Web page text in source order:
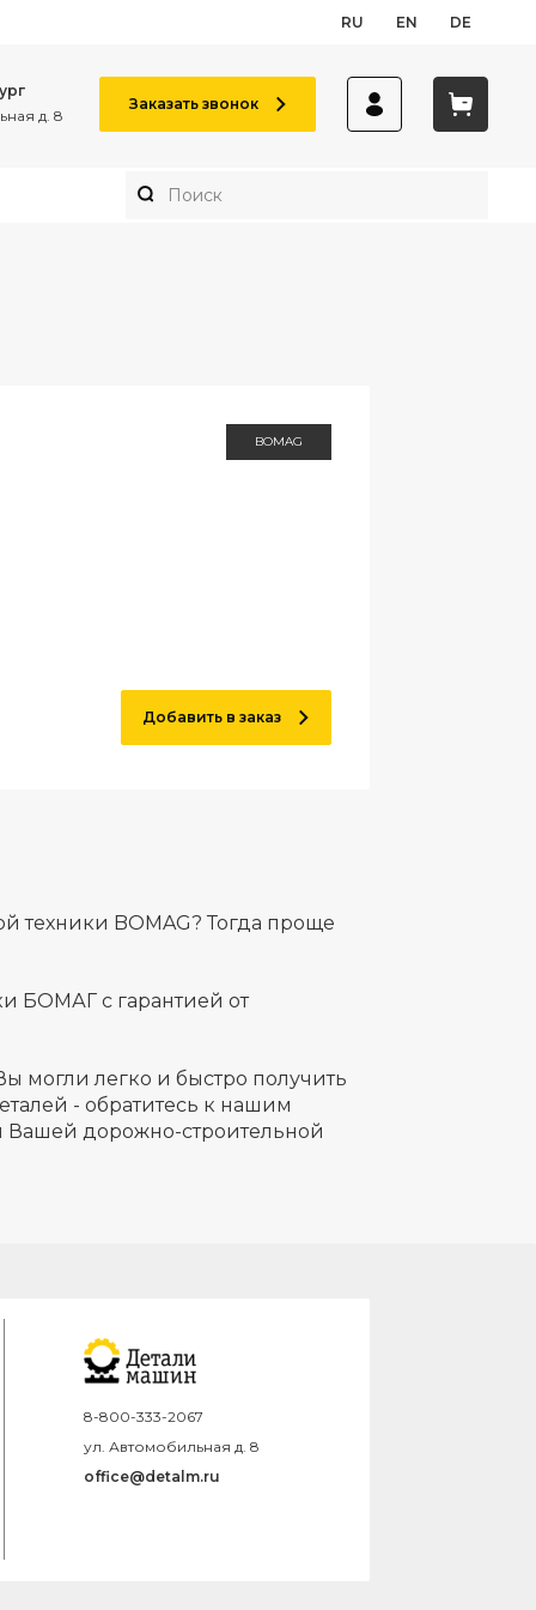
RU EN DE
д. 8
Заказать звонок
BOMAG
Добавить в заказ
техники BOMAG? Тогда проще
БОМАГ с гарантией от
могли легко и быстро получить
- обратитесь к нашим
Вашей дорожно-строительной
8-800-333-2067
ул. Автомобильная д. 8
office@detalm.ru